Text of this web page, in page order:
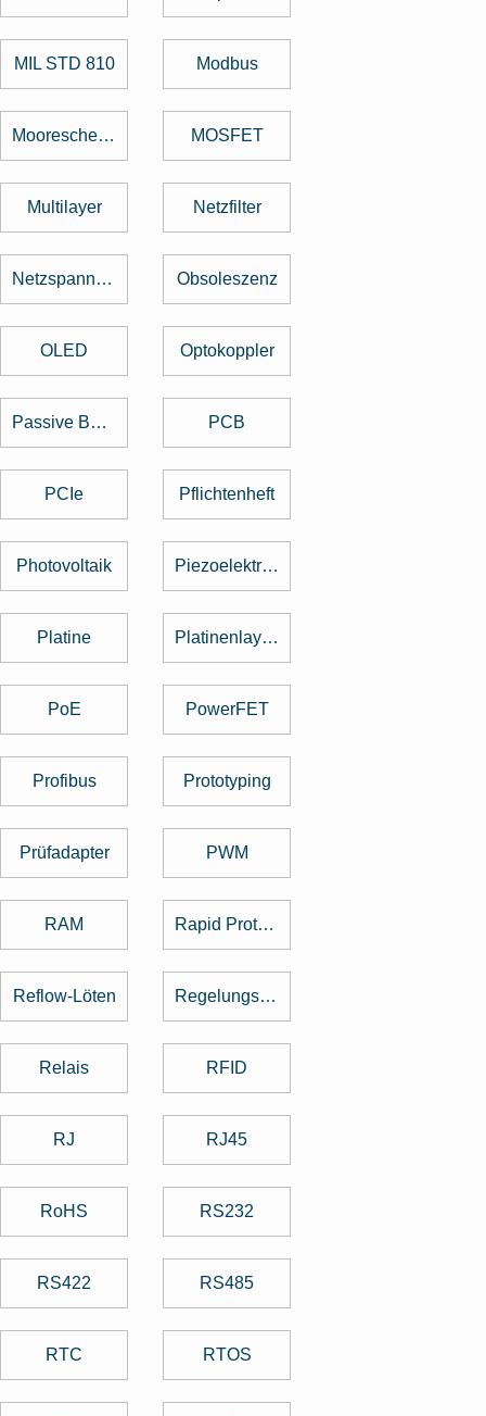
MIL STD 810 Modbus
Mooresche Gesetz MOSFET
Multilayer Netzfilter
Netzspannung Obsoleszenz
OLED Optokoppler
Passive Bauelemente PCB
PCIe Pflichtenheft
Photovoltaik Piezoelektrischer Sensor
Platine Platinenlayout
PoE PowerFET
Profibus Prototyping
Prüfadapter PWM
RAM Rapid Prototyping
Reflow-Löten Regelungstechnik
Relais RFID
RJ RJ45
RoHS RS232
RS422 RS485
RTC RTOS